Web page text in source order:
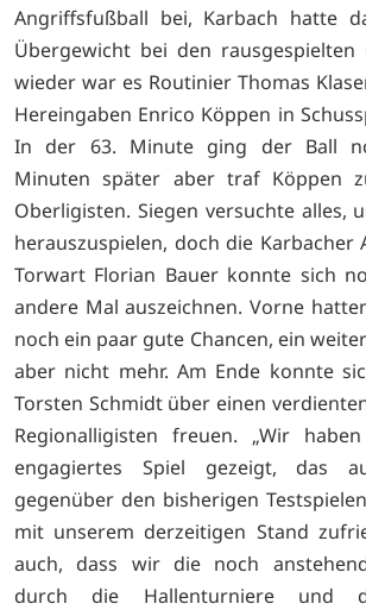
Angriffsfußball bei, Karbach hatte
Übergewicht bei den rausgespielten
wieder war es Routinier Thomas
Hereingaben Enrico Köppen in
In der 63. Minute ging der Ball
Minuten später aber traf Köppen
Oberligisten. Siegen versuchte alles,
herauszuspielen, doch die Karbacher
Torwart Florian Bauer konnte sich
andere Mal auszeichnen. Vorne
noch ein paar gute Chancen, ein
aber nicht mehr. Am Ende konnte
Torsten Schmidt über einen
Regionalligisten freuen. „Wir
engagiertes Spiel gezeigt, das
gegenüber den bisherigen
mit unserem derzeitigen Stand
auch, dass wir die noch
durch die Hallenturniere und